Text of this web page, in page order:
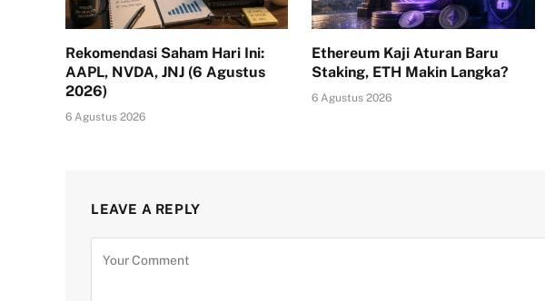
Rekomendasi Saham Hari Ini:
AAPL, NVDA, JNJ (6 Agustus
2026)
6 Agustus 2026
Ethereum Kaji Aturan Baru
Staking, ETH Makin Langka?
6 Agustus 2026
LEAVE A REPLY